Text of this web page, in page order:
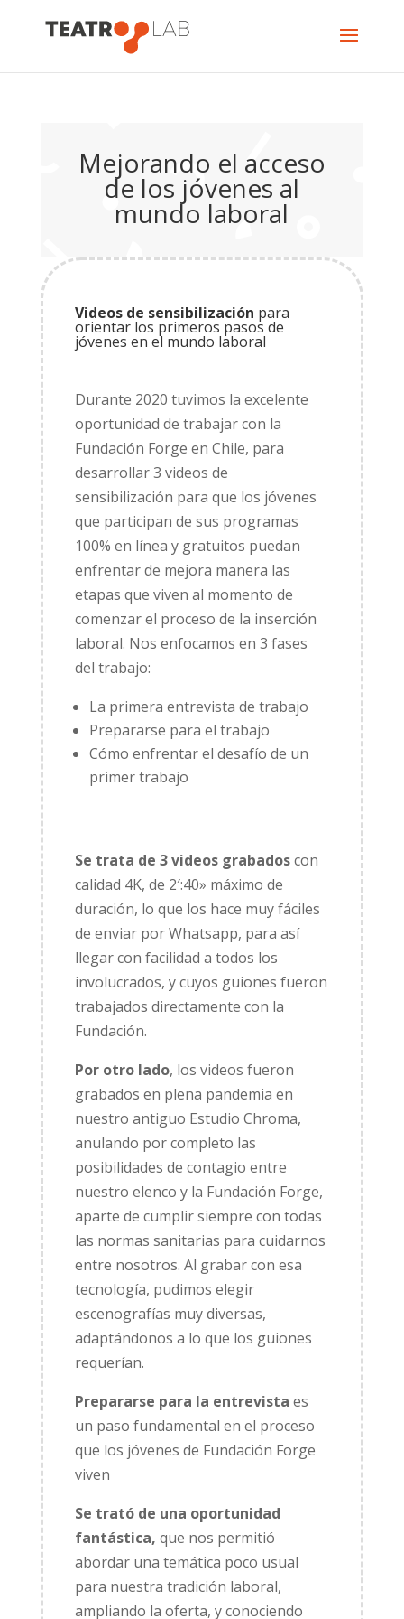
Mejorando el acceso
de los jóvenes al
mundo laboral
Videos de sensibilización para
orientar los primeros pasos de
jóvenes en el mundo laboral
Durante 2020 tuvimos la excelente
oportunidad de trabajar con la
Fundación Forge en Chile, para
desarrollar 3 videos de
sensibilización para que los jóvenes
que participan de sus programas
100% en línea y gratuitos puedan
enfrentar de mejora manera las
etapas que viven al momento de
comenzar el proceso de la inserción
laboral. Nos enfocamos en 3 fases
del trabajo:
La primera entrevista de trabajo
Prepararse para el trabajo
Cómo enfrentar el desafío de un
primer trabajo
Se trata de 3 videos grabadoscon
calidad 4K, de 2′:40» máximo de
duración, lo que los hace muy fáciles
de enviar por Whatsapp, para así
llegar con facilidad a todos los
involucrados, y cuyos guiones fueron
trabajados directamente con la
Fundación.
Por otro lado, los videos fueron
grabados en plena pandemia en
nuestro antiguo Estudio Chroma,
anulando por completo las
posibilidades de contagio entre
nuestro elenco y la Fundación Forge,
aparte de cumplir siempre con todas
las normas sanitarias para cuidarnos
entre nosotros. Al grabar con esa
tecnología, pudimos elegir
escenografías muy diversas,
adaptándonos a lo que los guiones
requerían.
Prepararse para la entrevista es
un paso fundamental en el proceso
que los jóvenes de Fundación Forge
viven
Se trató de una oportunidad
fantástica, que nos permitió
abordar una temática poco usual
para nuestra tradición laboral,
ampliando la oferta, y conociendo